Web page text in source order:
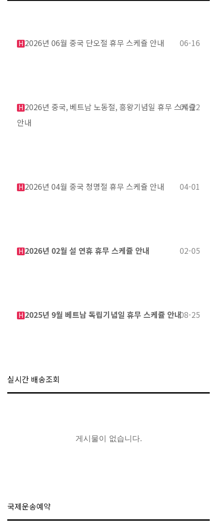
H 2026년 06월 중국 단오절 휴무 스케쥴 안내 06-16
H 2026년 중국, 베트남 노동절, 흥왕기념일 휴무 스케쥴
안내
04-22
H 2026년 04월 중국 청명절 휴무 스케쥴 안내 04-01
H 2026년 02월 설 연휴 휴무 스케쥴 안내 02-05
H 2025년 9월 베트남 독립기념일 휴무 스케쥴 안내08-25
실시간 배송조회
게시물이 없습니다.
국제운송예약